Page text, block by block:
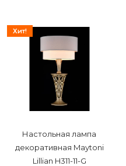
Хит!
Настольная лампа
декоративная Maytoni
Lillian H311-11-G